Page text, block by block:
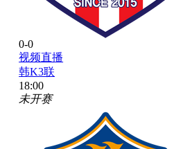
0-0
视频直播
韩K3联
18:00
未开赛